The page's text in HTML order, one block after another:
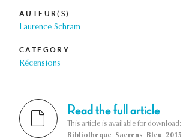
AUTEUR(S)
Laurence Schram
CATEGORY
Récensions
Read the full article
This article is available for download: